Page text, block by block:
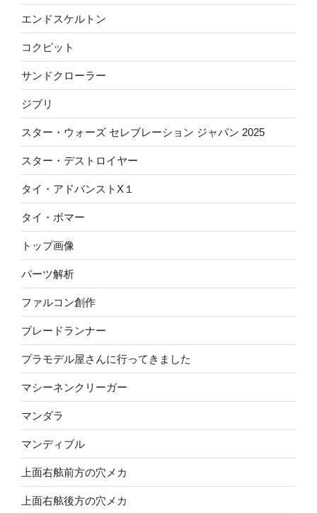
エンドスケルトン
コクピット
サンドクローラー
ジブリ
スター・ウォーズ セレブレーション ジャパン 2025
スター・デストロイヤー
タイ・アドバンストX１
タイ・ボマー
トップ画像
パーツ解析
ファルコン創作
ブレードランナー
プラモデル屋さんに行ってきました
マシーネンクリーガー
マンダラ
マンディブル
上面右舷前方の穴メカ
上面右舷後方の穴メカ